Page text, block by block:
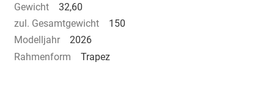
Gewicht
32,60
zul. Gesamtgewicht
150
Modelljahr
2026
Rahmenform
Trapez